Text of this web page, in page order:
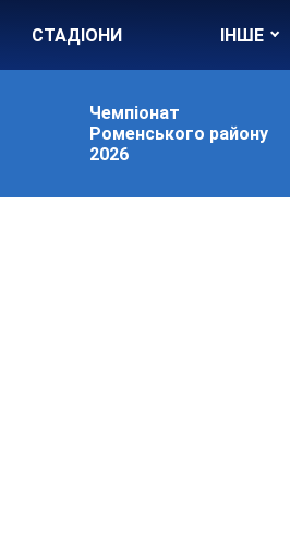
СТАДІОНИ ІНШЕ
Чемпіонат
Роменського району
2026